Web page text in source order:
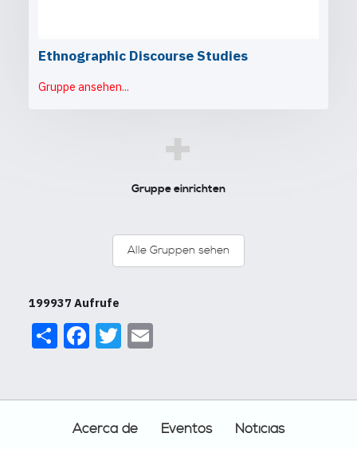
Ethnographic Discourse Studies
Gruppe ansehen...
+
Gruppe einrichten
Alle Gruppen sehen
199937 Aufrufe
ShareFacebook
Twitter
Acerca de Eventos Noticias